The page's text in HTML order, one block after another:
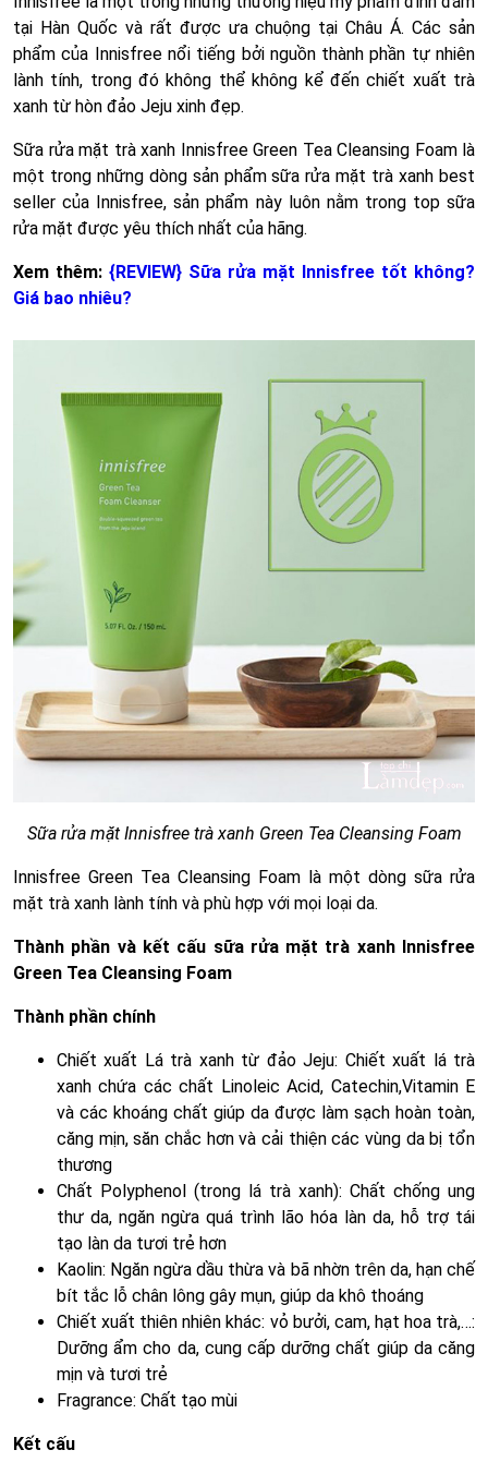
tại Hàn Quốc và rất được ưa chuộng tại Châu Á. Các sản
phẩm của Innisfree nổi tiếng bởi nguồn thành phần tự nhiên
lành tính, trong đó không thể không kể đến chiết xuất trà
xanh từ hòn đảo Jeju xinh đẹp.
Sữa rửa mặt trà xanh Innisfree Green Tea Cleansing Foam là
một trong những dòng sản phẩm sữa rửa mặt trà xanh best
seller của Innisfree, sản phẩm này luôn nằm trong top sữa
rửa mặt được yêu thích nhất của hãng.
Xem thêm: {REVIEW} Sữa rửa mặt Innisfree tốt không?
Giá bao nhiêu?
Sữa rửa mặt Innisfree trà xanh Green Tea Cleansing Foam
Innisfree Green Tea Cleansing Foam là một dòng sữa rửa
mặt trà xanh lành tính và phù hợp với mọi loại da.
Thành phần và kết cấu sữa rửa mặt trà xanh Innisfree
Green Tea Cleansing Foam
Thành phần chính
Chiết xuất Lá trà xanh từ đảo Jeju: Chiết xuất lá trà
xanh chứa các chất Linoleic Acid, Catechin,Vitamin E
và các khoáng chất giúp da được làm sạch hoàn toàn,
căng mịn, săn chắc hơn và cải thiện các vùng da bị tổn
thương
Chất Polyphenol (trong lá trà xanh): Chất chống ung
thư da, ngăn ngừa quá trình lão hóa làn da, hỗ trợ tái
tạo làn da tươi trẻ hơn
Kaolin: Ngăn ngừa dầu thừa và bã nhờn trên da, hạn chế
bít tắc lỗ chân lông gây mụn, giúp da khô thoáng
Chiết xuất thiên nhiên khác: vỏ bưởi, cam, hạt hoa trà,…:
Dưỡng ẩm cho da, cung cấp dưỡng chất giúp da căng
mịn và tươi trẻ
Fragrance: Chất tạo mùi
Kết cấu